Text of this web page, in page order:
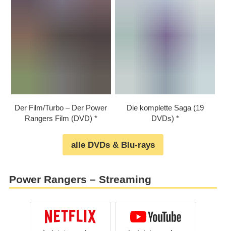
Der Film/​​Turbo – Der Power
Rangers Film (DVD)
Die komplette Saga (19
DVDs)
alle DVDs & Blu-rays
Power Rangers – Streaming